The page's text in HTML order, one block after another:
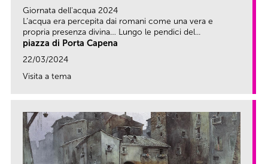
Giornata dell'acqua 2024
L’acqua era percepita dai romani come una vera e
propria presenza divina… Lungo le pendici del...
piazza di Porta Capena
22/03/2024
Visita a tema